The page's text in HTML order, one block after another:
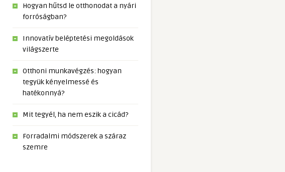
Hogyan hűtsd le otthonodat a nyári
forróságban?
Innovatív beléptetési megoldások
világszerte
Otthoni munkavégzés: hogyan
tegyük kényelmessé és
hatékonnyá?
Mit tegyél, ha nem eszik a cicád?
Forradalmi módszerek a száraz
szemre